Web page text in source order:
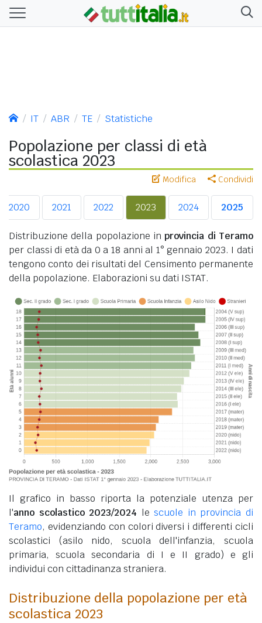
IT ABR TE Statistiche
Popolazione per classi di età
scolastica 2023
Modifica Condividi
2020 2021 2022 2023 2024 2025
Distribuzione della popolazione inprovincia di Teramo
per classi di età da 0 a 18 anni al 1° gennaio 2023. I dati
tengono conto dei risultati del Censimento permanente
della popolazione. Elaborazioni su dati ISTAT.
Il grafico in basso riporta la potenziale utenza per
l'anno scolastico 2023/2024 lescuole in provincia di
Teramo, evidenziando con colori diversi i differenti cicli
scolastici (asilo nido, scuola dell'infanzia, scuola
primaria, scuola secondaria di I e II grado) e gli
individui con cittadinanza straniera.
Distribuzione della popolazione per età
scolastica 2023